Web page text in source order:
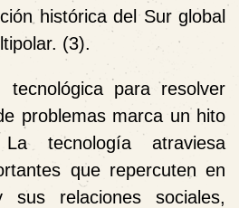
histórica del Sur global
(3).
para resolver
problemas marca un hito
tecnología atraviesa
que repercuten en
relaciones sociales,